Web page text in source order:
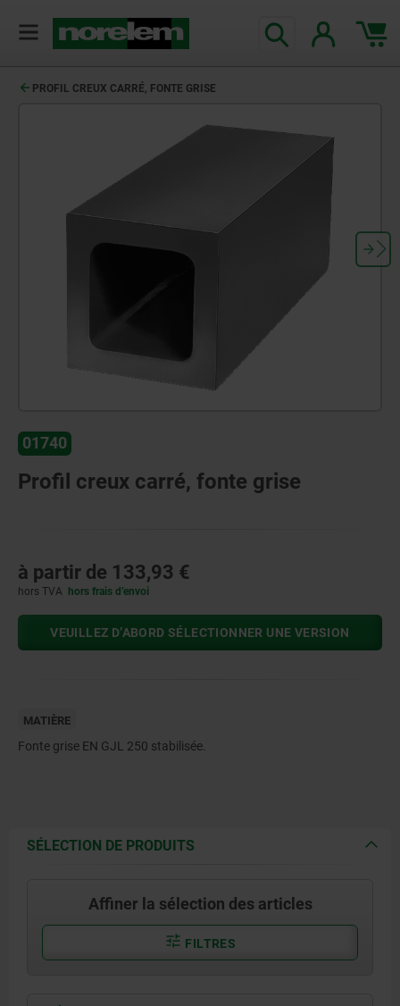
PROFIL CREUX CARRÉ, FONTE GRISE
01740
Profil creux carré, fonte grise
à partir de 133,93 €
hors TVA hors frais d’envoi
VEUILLEZ D’ABORD SÉLECTIONNER UNE VERSION
MATIÈRE
Fonte grise EN GJL 250 stabilisée.
SÉLECTION DE PRODUITS
Affiner la sélection des articles
FILTRES